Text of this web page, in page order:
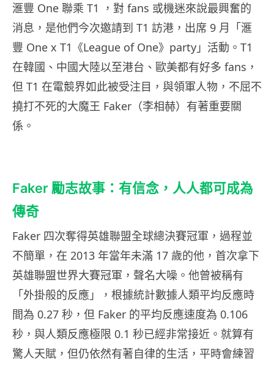
滙豐 One 聯乘 T1 ，對 fans 或機迷來說最興奮的
消息，是他們今次邀請到 T1 訪港，出席 9 月「滙
豐 One x T1《League of One》party」活動。T1
在韓國、中國大陸以至港台、歐美都有好多 fans，
但 T1 在電競界如此被受注目，與領軍人物，不屈不
撓打不死的大魔王 Faker（李相赫）有著重要關
係。
Faker 勵志故事：有信念，人人都可成為
傳奇
Faker 四次奪得英雄聯盟全球總決賽冠軍，過程並
不簡單，在 2013 年當年未滿 17 歲的他，首次拿下
英雄聯盟世界大賽冠軍，聲名大噪。他曾被稱有
「外掛般的反應」，根據統計數據人類平均反應時
間為 0.27 秒，但 Faker 的平均反應速度為 0.106
秒，與人類反應極限 0.1 秒已經非常接近。就算有
驚人天賦，但仍依然有著自律的生活，平時會練習